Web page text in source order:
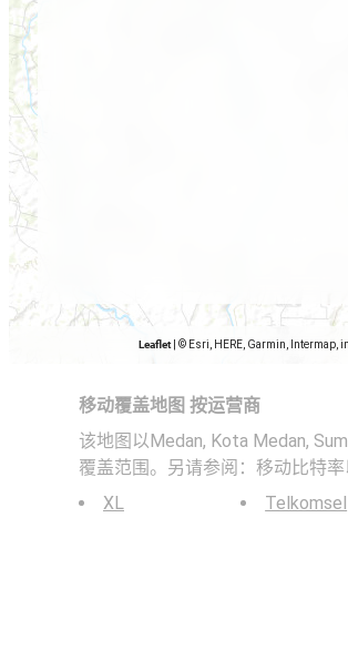
Leaflet © Esri, HERE, Garmin, Intermap,
移动覆盖地图 按运营商
该地图以Medan, Kota Medan,
覆盖范围。另请参阅：移动比特率
XL
Telkomsel